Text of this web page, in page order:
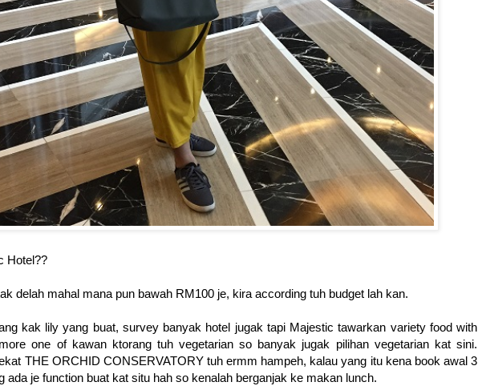
Hotel??
delah mahal mana pun bawah RM100 je, kira according tuh budget lah kan.
kak lily yang buat, survey banyak hotel jugak tapi Majestic tawarkan variety food with
one of kawan ktorang tuh vegetarian so banyak jugak pilihan vegetarian kat sini.
THE ORCHID CONSERVATORY tuh ermm hampeh, kalau yang itu kena book awal 3
ada je function buat kat situ hah so kenalah berganjak ke makan lunch.